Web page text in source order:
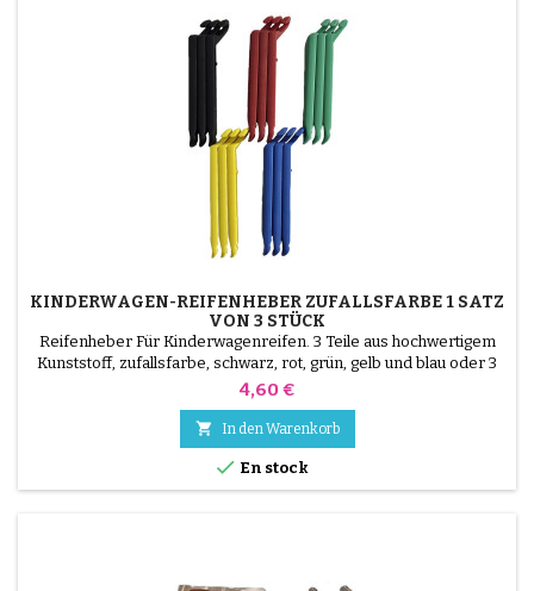
KINDERWAGEN-REIFENHEBER ZUFALLSFARBE 1 SATZ
VON 3 STÜCK
Reifenheber Für Kinderwagenreifen. 3 Teile aus hochwertigem
Kunststoff, zufallsfarbe, schwarz, rot, grün, gelb und blau oder 3
Teile aus Stahl ( grau ) Die Montage des Reifens erfolgt ohne
durchstochen werden muss.
Preis
4,60 €
 In den Warenkorb
 En stock